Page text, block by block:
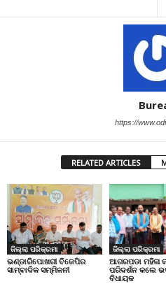
https://
RELATED ARTICLES
ଜିଲ୍ଲା ପରିକ୍ରମା
ଭଣ୍ଡାରିପୋଖରୀ ବିଜେପିର
ସାମ୍ବାଦିକ ସମ୍ମିଳନୀ
ଜିଲ୍ଲା ପରିକ୍ରମା
ଆଗରପଡା ମହିଳା
ପରିଦର୍ଶନ କଲେ
ବିଧାୟକ